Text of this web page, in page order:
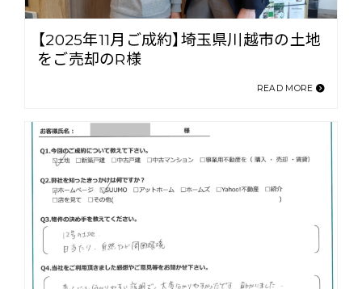
【2025年11月ご成約】埼玉県川越市の土地
をご売却のR様
READ MORE